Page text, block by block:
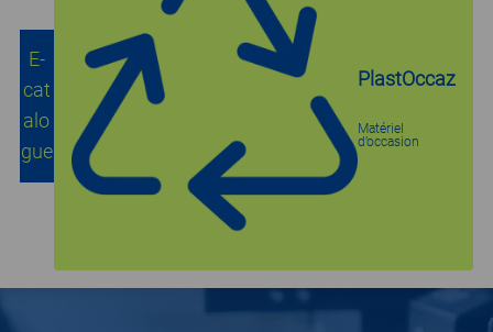
E-
cat
alo
gue
PlastOccaz
Matériel
d’occasion
Accueil / CNC et Lasers / Fraiseuses cnc 3 à 5 axes
Fraiseuses cnc 3 à 5
axes